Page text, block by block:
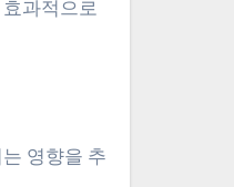
과적으로
영향을 추